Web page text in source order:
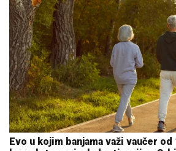
Evo u kojim banjama važi vaučer od